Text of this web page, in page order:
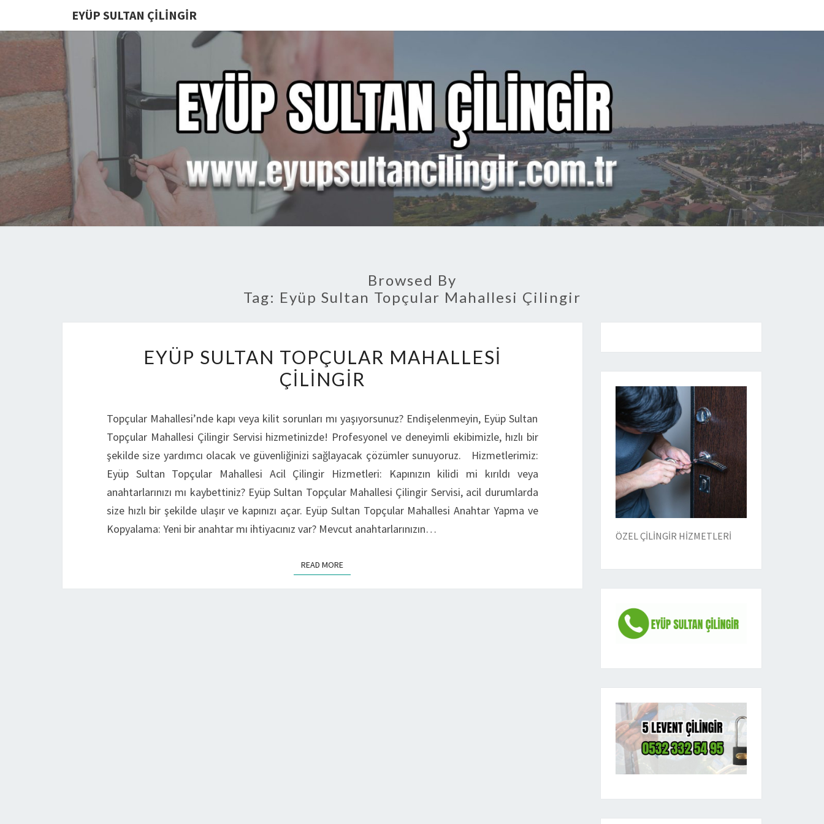
EYÜP SULTAN ÇILINGIR
EYÜP
SULTAN
Browsed By
Tag: Eyüp Sultan Topçular Mahallesi Çilingir
SULTAN
TOPÇULAR
ÇILINGIR
EYÜP SULTAN TOPÇULAR MAHALLESI
ÇILINGIR
Topçular Mahallesi’nde kapı veya kilit sorunları mı yaşıyorsunuz? Endişelenmeyin, Eyüp Sultan
Topçular Mahallesi Çilingir Servisi hizmetinizde! Profesyonel ve deneyimli ekibimizle, hızlı bir
şekilde size yardımcı olacak ve güvenliğinizi sağlayacak çözümler sunuyoruz. Hizmetlerimiz:
Eyüp Sultan Topçular Mahallesi Acil Çilingir Hizmetleri: Kapınızın kilidi mi kırıldı veya
anahtarlarınızı mı kaybettiniz? Eyüp Sultan Topçular Mahallesi Çilingir Servisi, acil durumlarda
size hızlı bir şekilde ulaşır ve kapınızı açar. Eyüp Sultan Topçular Mahallesi Anahtar Yapma ve
Kopyalama: Yeni bir anahtar mı ihtiyacınız var? Mevcut anahtarlarınızın…
READ MOREREAD MORE
ÖZEL ÇİLİNGİR HİZMETLERİ